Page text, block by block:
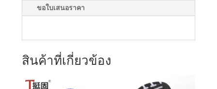
ขอใบเสนอราคา
สินค้าที่เกี่ยวข้อง